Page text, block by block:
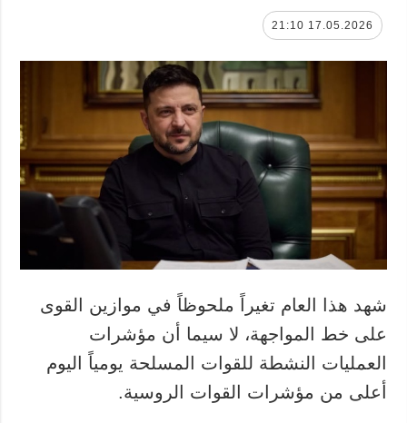
اقتصاد
تعافي أوكرانيا
رياضة
وحماية البيانات
الشخصية
المزيد
التقارير
مقابلات
الصور
الفيديوهات
الاشتراك
بنك الصور
17.05.2026 21:10
شهد هذا العام تغيراً ملحوظاً في موازين القوى
على خط المواجهة، لا سيما أن مؤشرات
العمليات النشطة للقوات المسلحة يومياً اليوم
أعلى من مؤشرات القوات الروسية.